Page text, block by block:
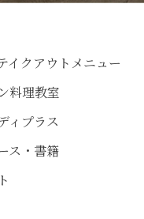
イクアウトメニュー
料理教室
ィプラス
ス・書籍